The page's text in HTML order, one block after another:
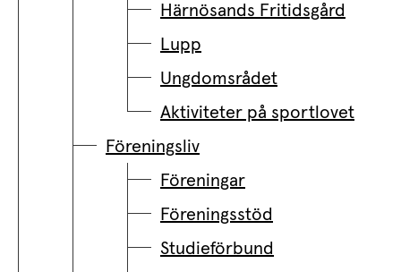
Härnösands Fritidsgård
Lupp
Ungdomsrådet
Aktiviteter på sportlovet
Föreningsliv
Föreningar
Föreningsstöd
Studieförbund